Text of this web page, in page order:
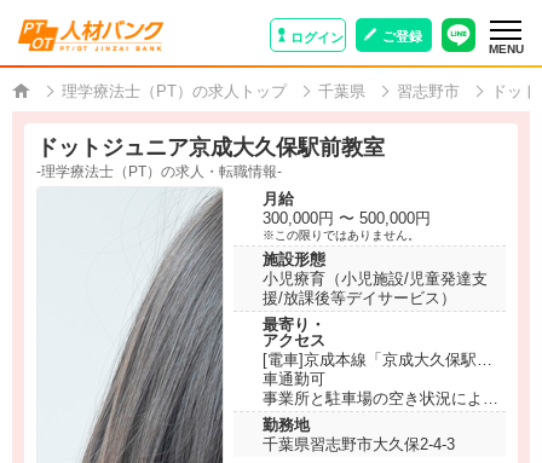
ログイン ご登録
MENU
理学療法士（PT）の求人トップ 千葉県 習志野市 ドッ
ドットジュニア京成大久保駅前教室
-理学療法士（PT）の求人・転職情報-
月給
300,000円 〜 500,000円
※この限りではありません。
施設形態
小児療育（小児施設/児童発達支
援/放課後等デイサービス）
最寄り・
アクセス
[電車]京成本線「京成大久保駅」
から徒歩5分
車通勤可
事業所と駐車場の空き状況による
※キャリアパートナーにお問い合
わせください。
勤務地
千葉県習志野市大久保2-4-3